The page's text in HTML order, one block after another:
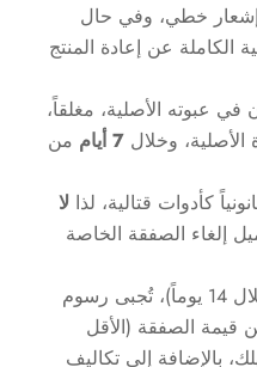
إشعار خطي، وفي حال
الكاملة عن إعادة المنتج
عبوته الأصلية، مغلقاً،
الأصلية، وخلال7 أيام
من
كأدوات قتالية، لذالا
إلغاء الصفقة الخاصة
في حالات الإلغاء القانونية (خلال 14 يوماً)، تُجبى رسوم
قيمة الصفقة (الأقل
بالإضافة إلى تكاليف